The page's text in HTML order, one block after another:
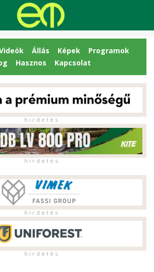
Állás Képek
Programok
Hasznos Kapcsolat
h i r d e t é s
h i r d e t é s
h i r d e t é s
h i r d e t é s